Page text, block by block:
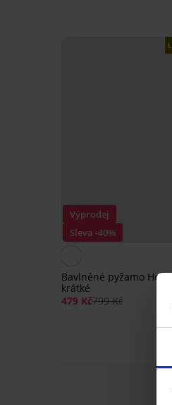
Výprodej
Sleva -40%
Bavlněné pyžamo
krátké
479 Kč799 Kč